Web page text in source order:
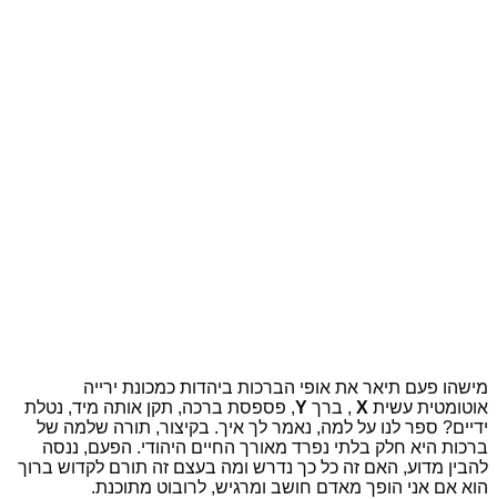
מישהו פעם תיאר את אופי הברכות ביהדות כמכונת ירייה
אוטומטית עשית X , ברך Y, פספסת ברכה, תקן אותה מיד, נטלת
ידיים? ספר לנו על למה, נאמר לך איך. בקיצור, תורה שלמה של
ברכות היא חלק בלתי נפרד מאורך החיים היהודי. הפעם, ננסה
להבין מדוע, האם זה כל כך נדרש ומה בעצם זה תורם לקדוש ברוך
הוא אם אני הופך מאדם חושב ומרגיש, לרובוט מתוכנת.